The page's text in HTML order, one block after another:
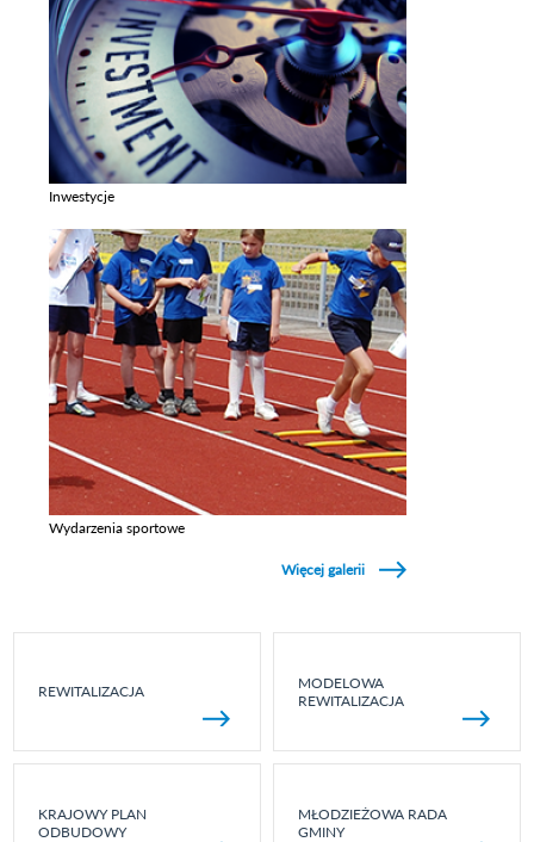
Inwestycje
Wydarzenia sportowe
Więcej galerii
REWITALIZACJA
MODELOWA
REWITALIZACJA
KRAJOWY PLAN
ODBUDOWY
MŁODZIEŻOWA RADA
GMINY